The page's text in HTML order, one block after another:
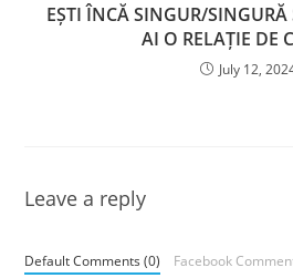
EȘTI ÎNCĂ SINGUR/SINGURĂ
AI O RELAȚIE DE
July 12,
Leave a reply
Default Comments (0) Facebook